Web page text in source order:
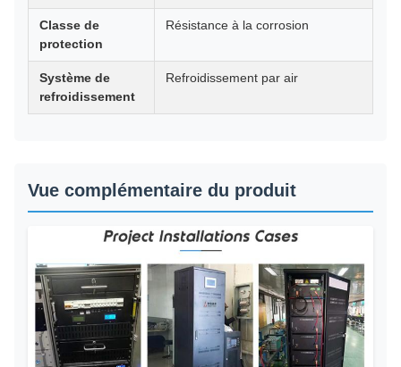
Classe de
protection
Résistance à la corrosion
Système de
refroidissement
Refroidissement par air
Vue complémentaire du produit